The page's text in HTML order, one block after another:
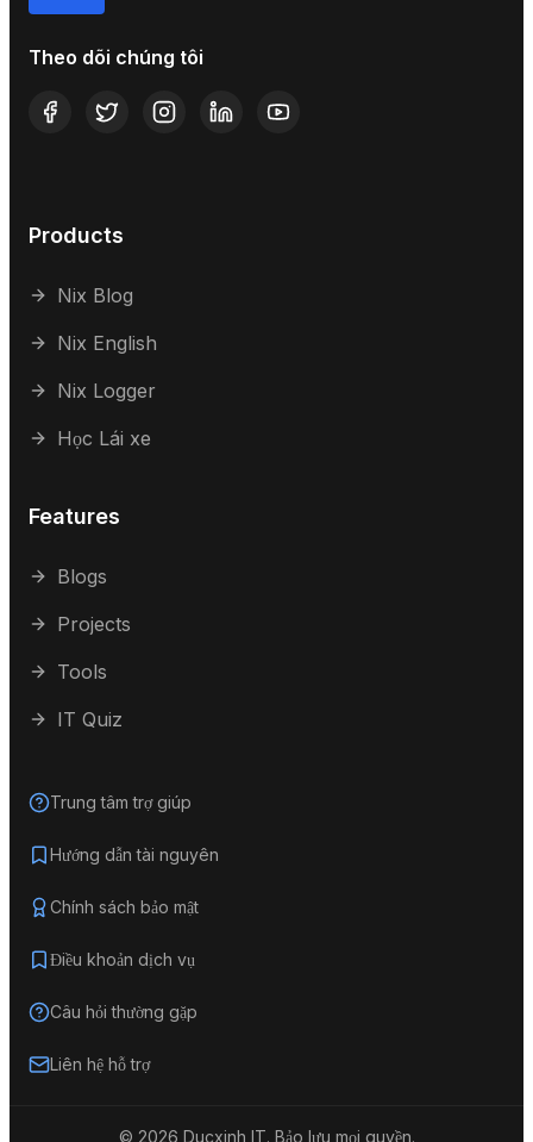
Theo dõi chúng tôi
Products
Nix Blog
Nix English
Nix Logger
Học Lái xe
Features
Blogs
Projects
Tools
IT Quiz
Trung tâm trợ giúp
Hướng dẫn tài nguyên
Chính sách bảo mật
Điều khoản dịch vụ
Câu hỏi thường gặp
Liên hệ hỗ trợ
© 2026 Ducxinh IT. Bảo lưu mọi quyền.